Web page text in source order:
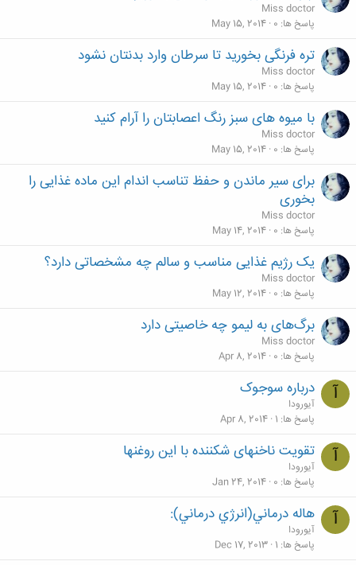
Miss doctor
پاسخ ها 0
May 15, 2014
تره فرنگی بخورید تا سرطان وارد بدنتان نشود
Miss doctor
پاسخ ها 0
May 15, 2014
با میوه های سبز رنگ اعصابتان را آرام کنید
Miss doctor
پاسخ ها 0
May 15, 2014
برای سیر ماندن و حفظ تناسب اندام این ماده غذایی را
بخوری
Miss doctor
پاسخ ها 0
May 14, 2014
یک رژیم غذایی مناسب و سالم چه مشخصاتی دارد؟
Miss doctor
پاسخ ها 0
May 12, 2014
برگ‌های به‌ لیمو چه خاصیتی دارد
Miss doctor
پاسخ ها 0
Apr 8, 2014
آ درباره سوجوک
آیورودا
پاسخ ها 1
Apr 8, 2014
آ تقویت ناخنهای شکننده با این روغنها
آیورودا
پاسخ ها 0
Jan 24, 2014
آ هاله درماني(انرژي درماني):
آیورودا
پاسخ ها 1
Dec 17, 2013